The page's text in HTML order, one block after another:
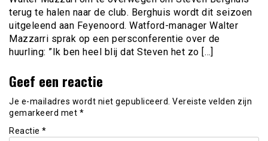
terug te halen naar de club. Berghuis wordt dit seizoen
uitgeleend aan Feyenoord. Watford-manager Walter
Mazzarri sprak op een persconferentie over de
huurling: ”Ik ben heel blij dat Steven het zo […]
Geef een reactie
Je e-mailadres wordt niet gepubliceerd. Vereiste velden zijn
gemarkeerd met *
Reactie *